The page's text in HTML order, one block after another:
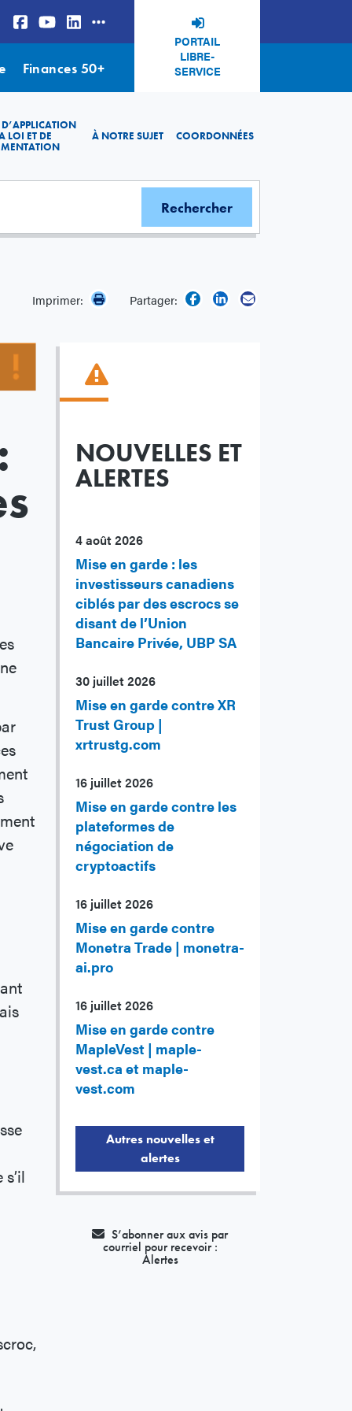
PORTAIL
LIBRE-
SERVICE
Finances 50+
LOI ET DE
À NOTRE SUJET COORDONNÉES
Imprimer: Partager:
NOUVELLES ET
ALERTES
4 août 2026
Mise en garde : les
investisseurs canadiens
ciblés par des escrocs se
disant de l’Union
Bancaire Privée, UBP SA
30 juillet 2026
Mise en garde contre XR
Trust Group |
xrtrustg.com
16 juillet 2026
Mise en garde contre les
plateformes de
négociation de
cryptoactifs
16 juillet 2026
Mise en garde contre
Monetra Trade | monetra-
ai.pro
16 juillet 2026
Mise en garde contre
MapleVest | maple-
vest.ca et maple-
vest.com
Autres nouvelles et
alertes
S’abonner aux avis par
courriel pour recevoir :
Alertes